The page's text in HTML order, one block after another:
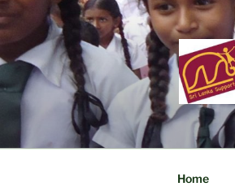
Ga
naar
de
inhoud
Home